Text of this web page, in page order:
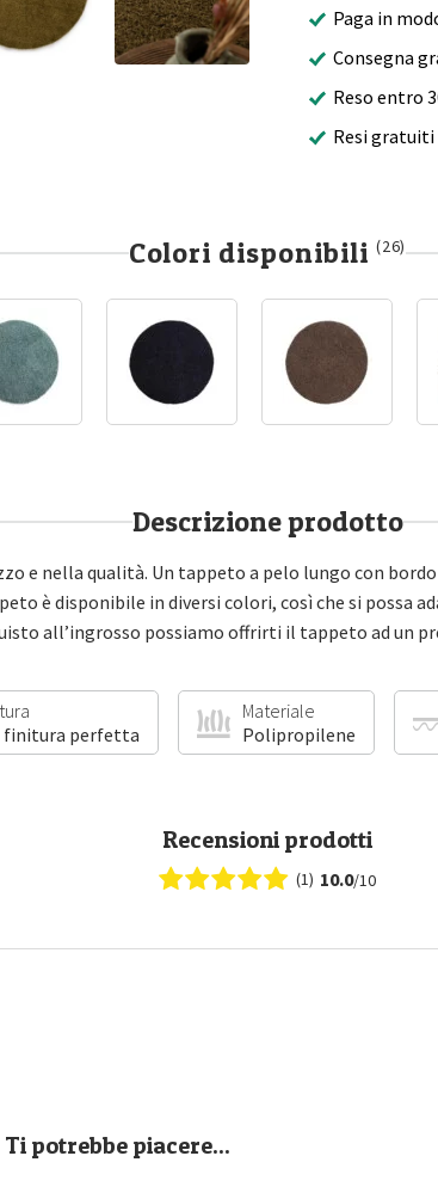
Paga in
Consegna
Reso entro
Resi gratuiti
Colori disponibili (26)
Descrizione prodotto
e nella qualità. Un tappeto a pelo lungo con
è disponibile in diversi colori, così che si possa
all’ingrosso possiamo offrirti il tappeto ad un
finitura perfetta
Materiale
Polipropilene
Recensioni prodotti
(1) 10.0/10
Ti potrebbe piacere...